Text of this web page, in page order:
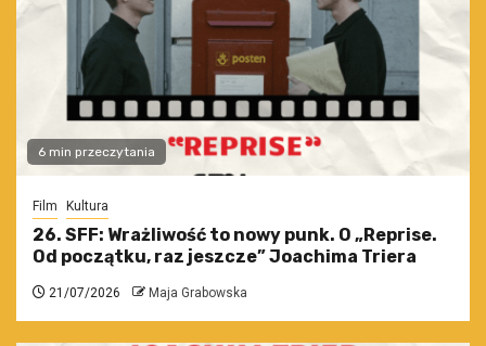
6 min przeczytania
Film Kultura
26. SFF: Wrażliwość to nowy punk. O „Reprise.
Od początku, raz jeszcze” Joachima Triera
21/07/2026 Maja Grabowska